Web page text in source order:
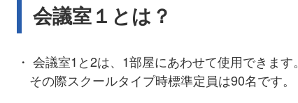
会議室１とは？
・ 会議室1と2は、1部屋にあわせて使用できます。
その際スクールタイプ時標準定員は90名です。